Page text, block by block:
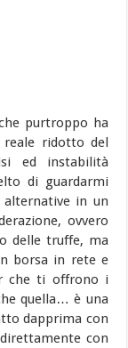
purtroppo ha
reale ridotto del
ed instabilità
di guardarmi
in un
ovvero
delle truffe, ma
borsa in rete e
che ti offrono i
quella… è una
dapprima con
con